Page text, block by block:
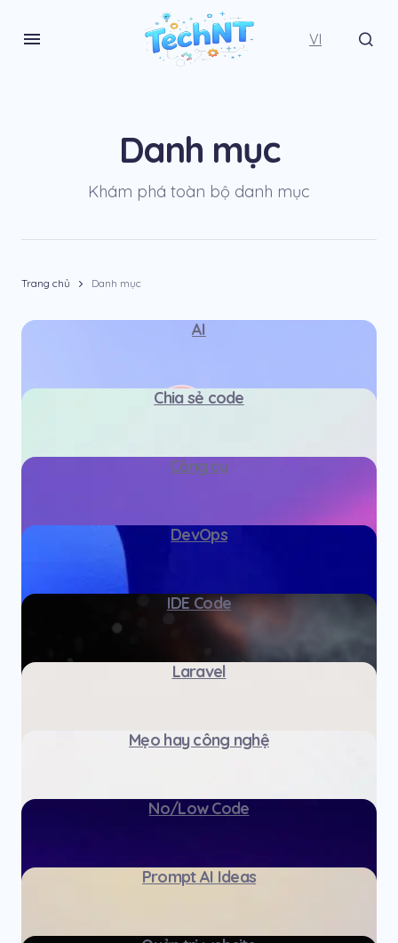
VI
Danh mục
Khám phá toàn bộ danh mục
Trang chủ Danh mục
AI
Chia sẻ code
Công cụ
DevOps
IDE Code
Laravel
Mẹo hay công nghệ
No/Low Code
Prompt AI Ideas